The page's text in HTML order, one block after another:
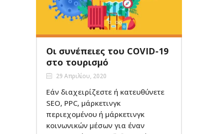
Οι συνέπειες του COVID-19
στο τουρισμό
29 Απριλίου, 2020
Εάν διαχειρίζεστε ή κατευθύνετε
SEO, PPC, μάρκετινγκ
περιεχομένου ή μάρκετινγκ
κοινωνικών μέσων για έναν